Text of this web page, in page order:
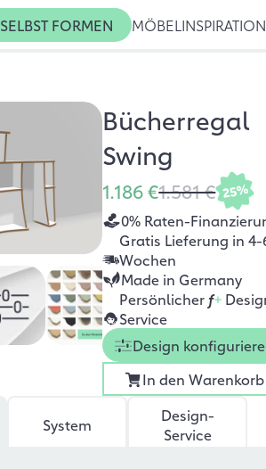
SELBST FORMEN MÖBEL INSPIRATION
Bücherregal
Swing
1.186 €1.581 € 25%
0% Raten-
Gratis Lieferung in 4-
Wochen
Made in Germany
Persönlicher f+
Service
Design
In den Warenkorb
System
Design-
Service